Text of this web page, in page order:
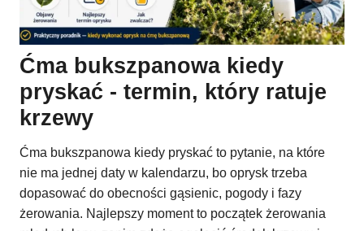
Ćma bukszpanowa kiedy
pryskać - termin, który ratuje
krzewy
Ćma bukszpanowa kiedy pryskać to pytanie, na które
nie ma jednej daty w kalendarzu, bo oprysk trzeba
dopasować do obecności gąsienic, pogody i fazy
żerowania. Najlepszy moment to początek żerowania